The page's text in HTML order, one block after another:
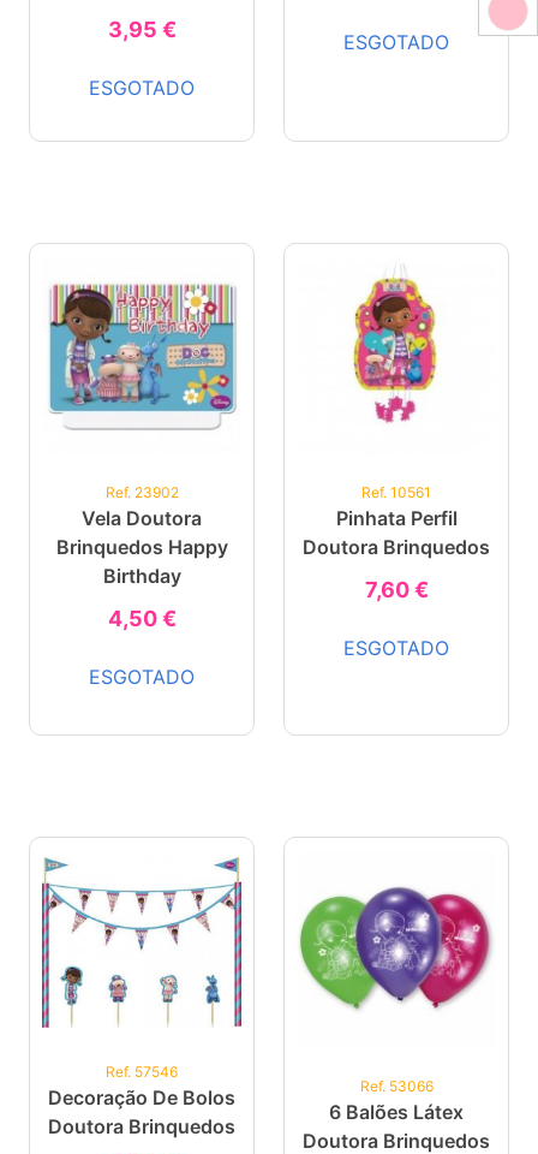
3,95 €
ESGOTADO
ESGOTADO
Ref. 23902
Vela Doutora
Brinquedos Happy
Birthday
4,50 €
ESGOTADO
Ref. 10561
Pinhata Perfil
Doutora Brinquedos
7,60 €
ESGOTADO
Ref. 57546
Decoração De Bolos
Doutora Brinquedos
Ref. 53066
6 Balões Látex
Doutora Brinquedos